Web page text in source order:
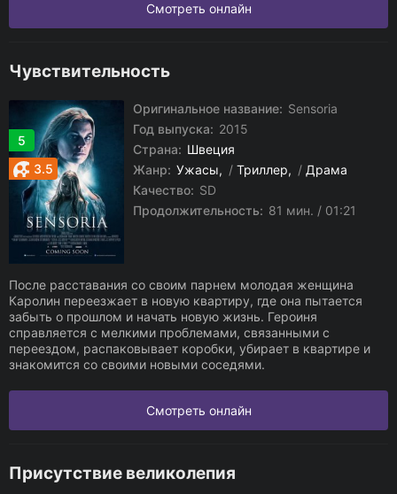
Смотреть онлайн
Чувствительность
5
3.5
Оригинальное название: Sensoria
Год выпуска: 2015
Страна: Швеция
Жанр: Ужасы / Триллер / Драма
Качество: SD
Продолжительность: 81 мин. / 01:21
После расставания со своим парнем молодая женщина
Каролин переезжает в новую квартиру, где она пытается
забыть о прошлом и начать новую жизнь. Героиня
справляется с мелкими проблемами, связанными с
переездом, распаковывает коробки, убирает в квартире и
знакомится со своими новыми соседями.
Смотреть онлайн
Присутствие великолепия